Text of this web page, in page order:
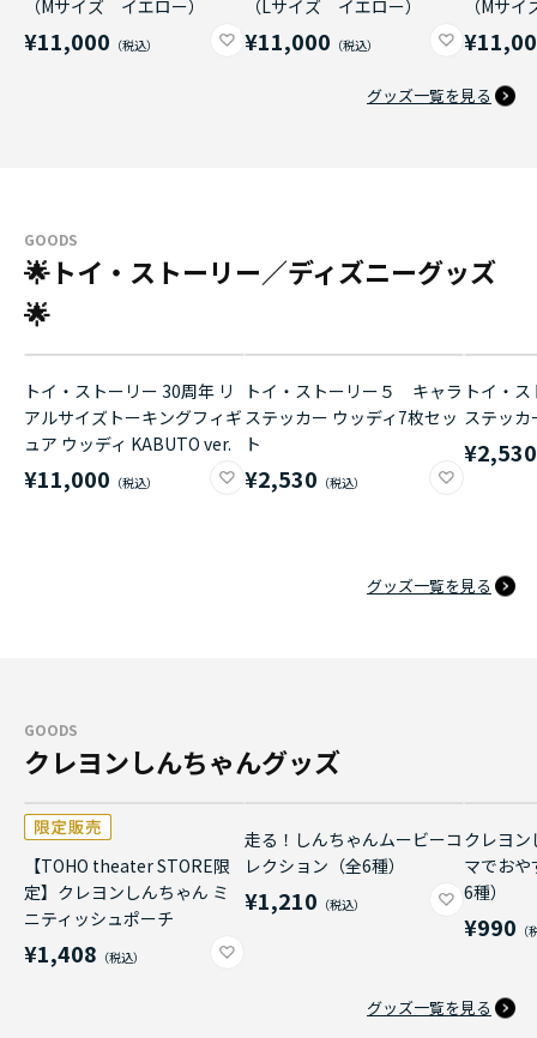
（Mサイズ イエロー）
¥11,000
（Lサイズ イエロー）
¥11,000
（Mサ
グッズ一覧を見る
GOODS
🌟トイ・ストーリー／ディズニーグッズ
🌟
トイ・ストーリー 30周年 リ
アルサイズトーキングフィギ
ュア ウッディ KABUTO ver.
¥11,000
トイ・ストーリー５ キャラ
ステッカー ウッディ7枚セッ
ト
¥2,530
トイ・
ステッカ
¥2,530
グッズ一覧を見る
GOODS
クレヨンしんちゃんグッズ
【TOHO theater STORE限
定】クレヨンしんちゃん ミ
ニティッシュポーチ
¥1,408
走る！しんちゃんムービーコ
レクション（全6種）
¥1,210
クレヨ
マでお
6種）
¥990
グッズ一覧を見る